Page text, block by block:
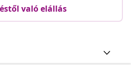
való elállás